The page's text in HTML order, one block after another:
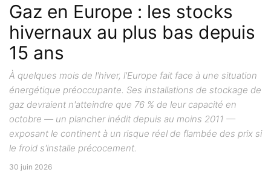
Gaz en Europe : les stocks
hivernaux au plus bas depuis
15 ans
À quelques mois de l'hiver, l'Europe fait face à une situation
énergétique préoccupante. Ses installations de stockage de
gaz devraient n'atteindre que 76 % de leur capacité en
octobre — un plancher inédit depuis au moins 2011 —
exposant le continent à un risque réel de flambée des prix si
le froid s'installe précocement.
30 juin 2026